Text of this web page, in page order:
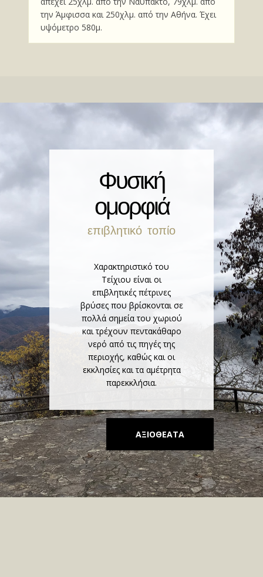
την Άμφισσα και 250χλμ. από την Αθήνα. Έχει
υψόμετρο 580μ.
Φυσική
ομορφιά
επιβλητικό τοπίο
Χαρακτηριστικό του
Τείχιου είναι οι
επιβλητικές πέτρινες
βρύσες που βρίσκονται σε
πολλά σημεία του χωριού
και τρέχουν πεντακάθαρο
νερό από τις πηγές της
περιοχής, καθώς και οι
εκκλησίες και τα αμέτρητα
παρεκκλήσια.
ΑΞΙΟΘΕΑΤΑ